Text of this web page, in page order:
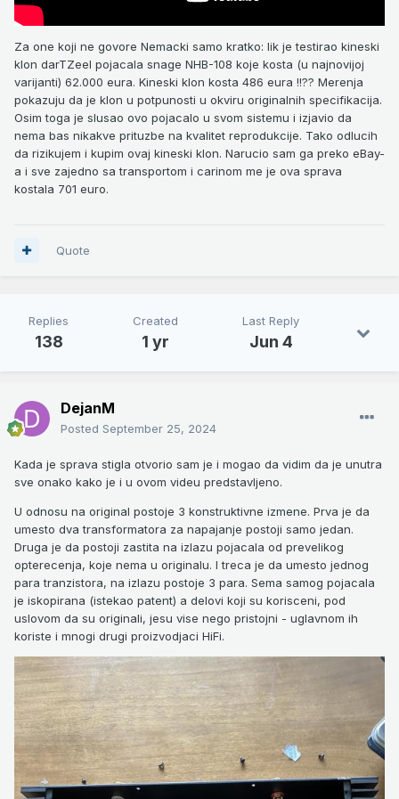
Za one koji ne govore Nemacki samo kratko: lik je testirao kineski
klon darTZeel pojacala snage NHB-108 koje kosta (u najnovijoj
varijanti) 62.000 eura. Kineski klon kosta 486 eura !!?? Merenja
pokazuju da je klon u potpunosti u okviru originalnih specifikacija.
Osim toga je slusao ovo pojacalo u svom sistemu i izjavio da
nema bas nikakve prituzbe na kvalitet reprodukcije. Tako odlucih
da rizikujem i kupim ovaj kineski klon. Narucio sam ga preko eBay-
a i sve zajedno sa transportom i carinom me je ova sprava
kostala 701 euro.
Quote
Replies
138
Created
1 yr
Last Reply
Jun 4
DejanM
Posted September 25, 2024
Kada je sprava stigla otvorio sam je i mogao da vidim da je unutra
sve onako kako je i u ovom videu predstavljeno.
U odnosu na original postoje 3 konstruktivne izmene. Prva je da
umesto dva transformatora za napajanje postoji samo jedan.
Druga je da postoji zastita na izlazu pojacala od prevelikog
opterecenja, koje nema u originalu. I treca je da umesto jednog
para tranzistora, na izlazu postoje 3 para. Sema samog pojacala
je iskopirana (istekao patent) a delovi koji su korisceni, pod
uslovom da su originali, jesu vise nego pristojni - uglavnom ih
koriste i mnogi drugi proizvodjaci HiFi.